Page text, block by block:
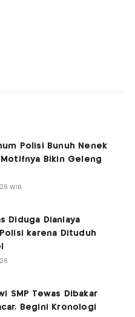
Polisi Bunuh Nenek
Motifnya Bikin Geleng
WIB
Diduga Dianiaya
karena Dituduh
SMP Tewas Dibakar
Begini Kronologi